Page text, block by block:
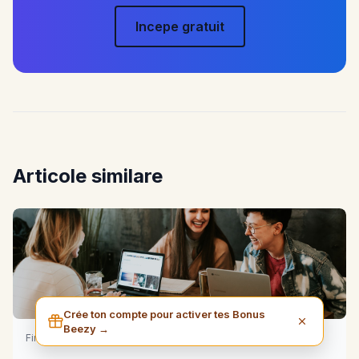
Incepe gratuit
Articole similare
Finance • 5 min
Crée ton compte pour activer tes Bonus
Beezy →